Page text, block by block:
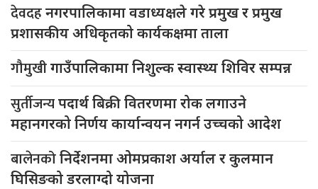
देवदहनगरपालिकामा वडाध्यक्षले गरे प्रमुख र प्रमुख
प्रशासकीय अधिकृतको कार्यकक्षमा ताला
गौमुखीगाउँपालिकामा निशुल्क स्वास्थ्य शिविर सम्पन्न
सुर्तीजन्यपदार्थ बिक्री वितरणमा रोक लगाउने
महानगरको निर्णय कार्यान्वयन नगर्न उच्चको आदेश
बालेनकोनिर्देशनमा ओमप्रकाश अर्याल र कुलमान
घिसिङको डरलाग्दो योजना